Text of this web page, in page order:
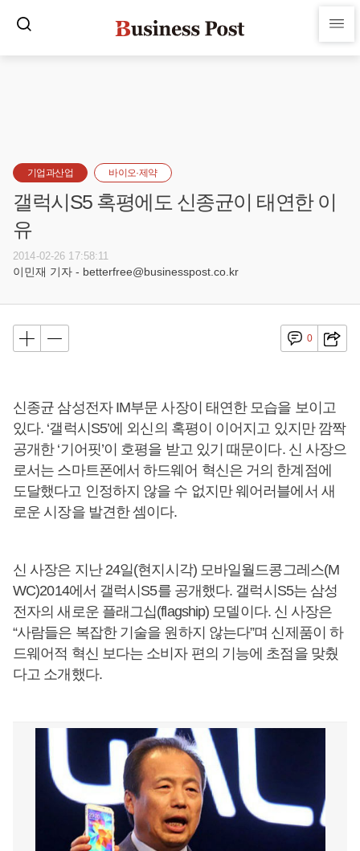
기업과산업 바이오·제약
갤럭시S5 혹평에도 신종균이 태연한 이
유
2014-02-26 17:58:11
이민재 기자 - betterfree@businesspost.co.kr
0
신종균 삼성전자 IM부문 사장이 태연한 모습을 보이고
있다. ‘갤럭시S5’에 외신의 혹평이 이어지고 있지만 깜짝
공개한 ‘기어핏’이 호평을 받고 있기 때문이다. 신 사장으
로서는 스마트폰에서 하드웨어 혁신은 거의 한계점에
도달했다고 인정하지 않을 수 없지만 웨어러블에서 새
로운 시장을 발견한 셈이다.
신 사장은 지난 24일(현지시각) 모바일월드콩그레스(M
WC)2014에서 갤럭시S5를 공개했다. 갤럭시S5는 삼성
전자의 새로운 플래그십(flagship) 모델이다. 신 사장은
“사람들은 복잡한 기술을 원하지 않는다”며 신제품이 하
드웨어적 혁신 보다는 소비자 편의 기능에 초점을 맞췄
다고 소개했다.